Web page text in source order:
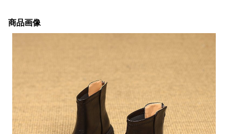
商品画像